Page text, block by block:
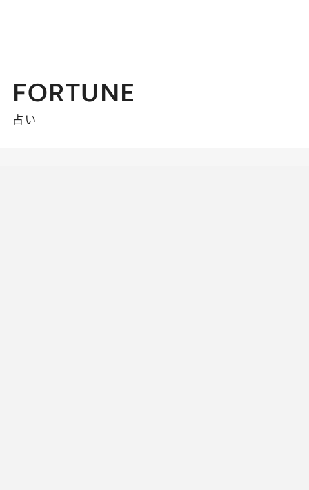
FORTUNE
占い